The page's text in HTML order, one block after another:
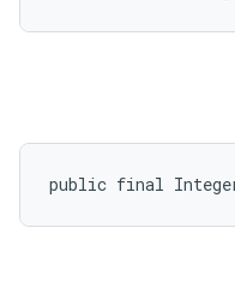
public final Integer